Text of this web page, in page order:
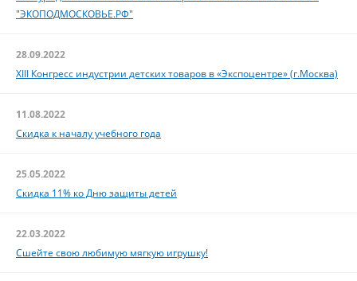
"ЭКОПОДМОСКОВЬЕ.РФ"
28.09.2022
XIII Конгресс индустрии детских товаров в «Экспоцентре» (г.Москва)
11.08.2022
Скидка к началу учебного года
25.05.2022
Скидка 11% ко Дню защиты детей
22.03.2022
Сшейте свою любимую мягкую игрушку!